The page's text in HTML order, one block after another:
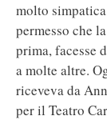
molto
permesso che
prima, facesse
a molte altre.
riceveva da
per il Teatro